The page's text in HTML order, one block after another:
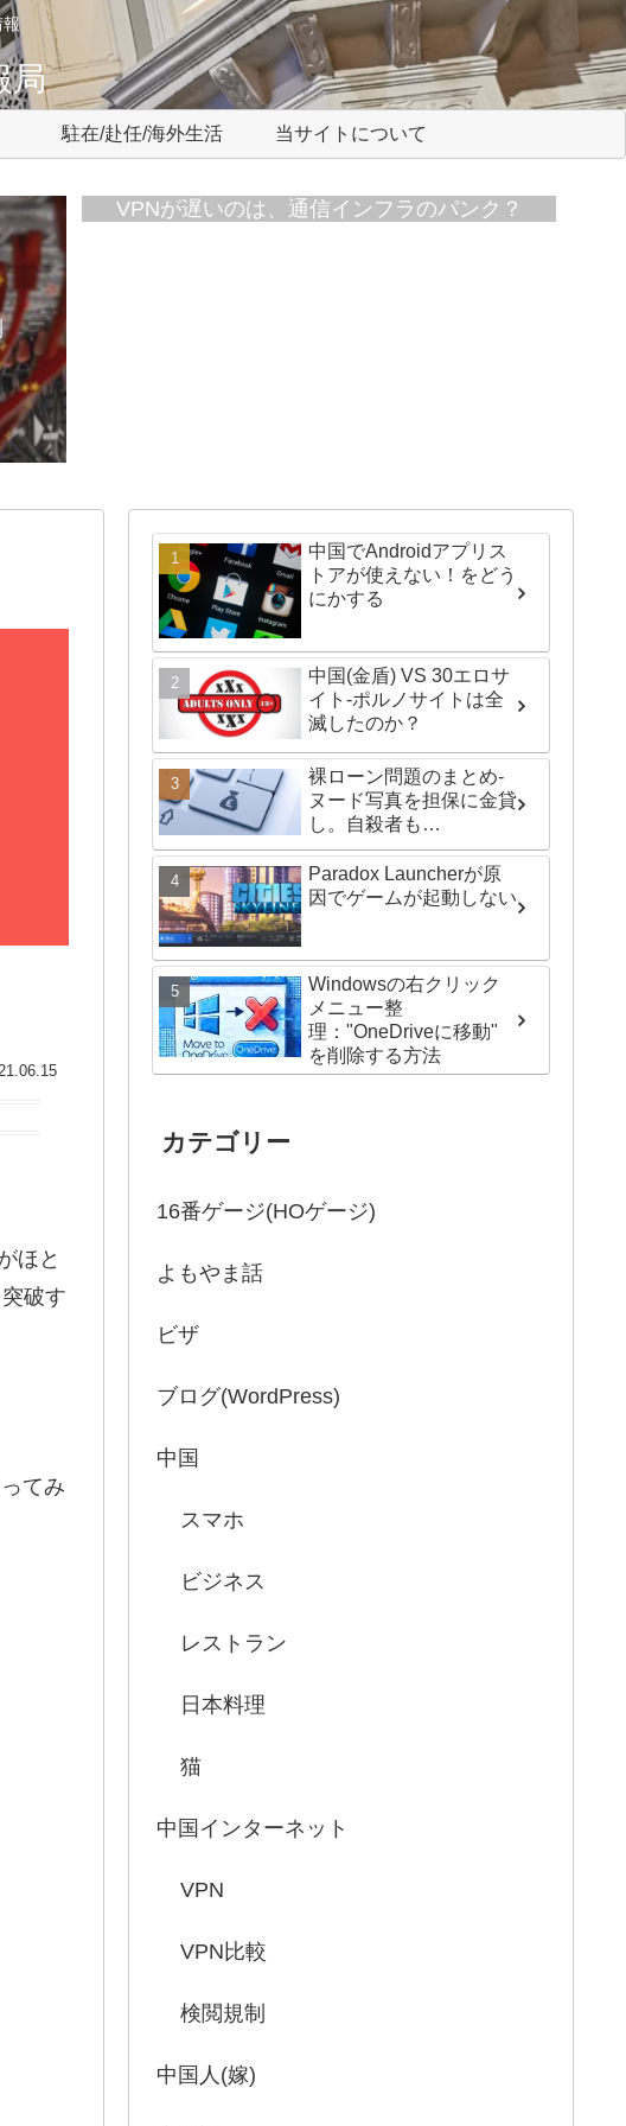
局
駐在/赴任/海外生活 当サイトについて
VPNが遅いのは、通信インフラのパンク？
ほと
破す
てみ
中国でAndroidアプリス
トアが使えない！をどう
にかする
中国(金盾) VS 30エロサ
イト-ポルノサイトは全
滅したのか？
裸ローン問題のまとめ-
ヌード写真を担保に金貸
し。自殺者も…
Paradox Launcherが原
因でゲームが起動しない
Windowsの右クリック
メニュー整
理："OneDriveに移動"
を削除する方法
カテゴリー
16番ゲージ(HOゲージ)
よもやま話
ビザ
ブログ(WordPress)
中国
スマホ
ビジネス
レストラン
日本料理
猫
中国インターネット
VPN
VPN比較
検閲規制
中国人(嫁)